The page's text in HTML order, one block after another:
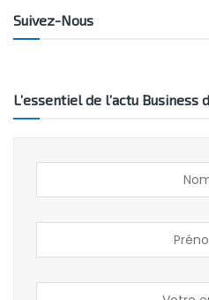
Suivez-Nous
L’essentiel de l’actu